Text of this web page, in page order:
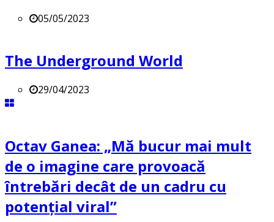
05/05/2023
The Underground World
29/04/2023
Octav Ganea: „Mă bucur mai mult
de o imagine care provoacă
întrebări decât de un cadru cu
potenţial viral”